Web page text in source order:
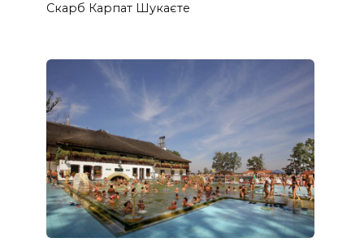
Скарб Карпат Шукаєте